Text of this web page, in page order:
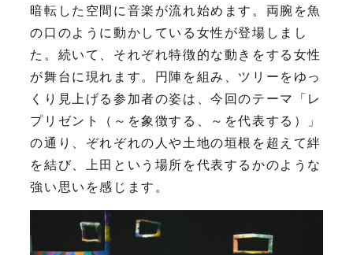
暗転した空間に音楽が流れ始めます。両腕を魚
の口のように動かしている女性が登場しまし
た。続いて、それぞれ特徴的な動きをする女性
が舞台に現れます。円陣を組み、ツリーをゆっ
くり見上げる参加者の姿は、今回のテーマ「レ
プリゼント（～を象徴する、～を代表する）」
の通り、ぞれぞれの人や土地の垣根を超えて絆
を結び、上田という場所を代表するかのような
強い思いを感じます。